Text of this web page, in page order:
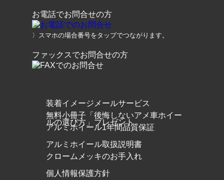
お電話でお問合せの方
〉スマホの場合番号をタップでつながります。
ファックスでお問合せの方
装着イメージメールサービス
無料小冊子「後悔しないアメ車ホイー
ルの選び方」プレゼント
アルミホイール1年間品質保証
アルミホイール取扱説明書
クロームメッキのお手入れ
個人情報保護方針